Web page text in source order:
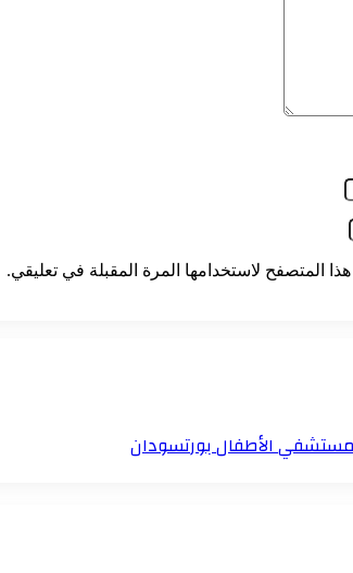
المتصفح لاستخدامها المرة المقبلة في تعليقي.
الأطفال بورتسودان